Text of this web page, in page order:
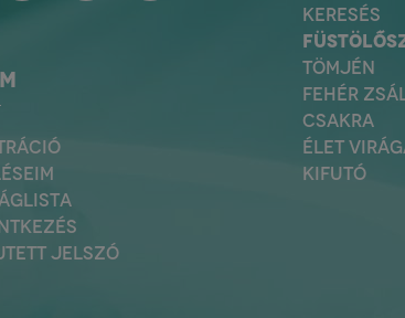
KERESÉS
TÖMJÉN
FEHÉR
CSAKRA
ÉLET
KIFUTÓ
JELSZÓ